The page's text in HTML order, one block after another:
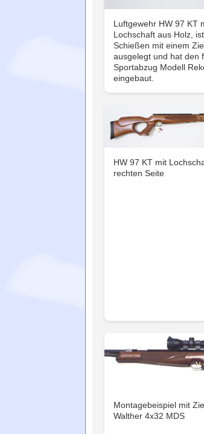
Luftgewehr HW 97 KT
Lochschaft aus Holz,
Schießen mit einem
ausgelegt und hat den
Sportabzug Modell
eingebaut.
HW 97 KT mit
rechten Seite
Montagebeispiel mit
Walther 4x32 MDS